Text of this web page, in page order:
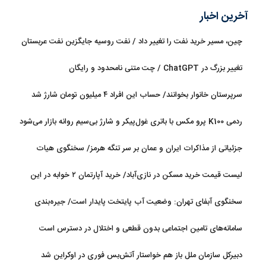
آخرین اخبار
چین، مسیر خرید نفت را تغییر داد / نفت روسیه جایگزین نفت عربستان
تغییر بزرگ در ChatGPT / چت متنی نامحدود و رایگان
سرپرستان خانوار بخوانند/ حساب این افراد ۴ میلیون تومان شارژ شد
ردمی K100 پرو مکس با باتری غول‌پیکر و شارژ بی‌سیم روانه بازار می‌شود
جزئیاتی از مذاکرات ایران و عمان بر سر تنگه هرمز/ سخنگوی هیات
رئیسه مجلس: بیانیه‌ای شامل تصحیح مسیر تردد دریایی در تنگه، در
لیست قیمت خرید مسکن در نازی‌آباد/ خرید آپارتمان ۲ خوابه در این
منطقه چقدر سرمایه نیاز دارد؟ + جدول مردادماه ۱۴۰۵
سخنگوی آبفای تهران: وضعیت آب پایتخت پایدار است/ جیره‌بندی
سامانه‌های تامین اجتماعی بدون قطعی و اختلال در دسترس است
دبیرکل سازمان ملل باز هم خواستار آتش‌بس فوری در اوکراین شد